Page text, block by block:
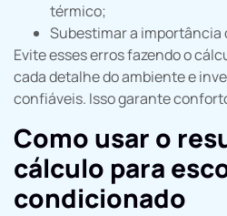
térmico;
Subestimar a importância
Evite esses erros fazendo o
cada detalhe do ambiente e
confiáveis. Isso garante
Como usar o
cálculo para
condicionado